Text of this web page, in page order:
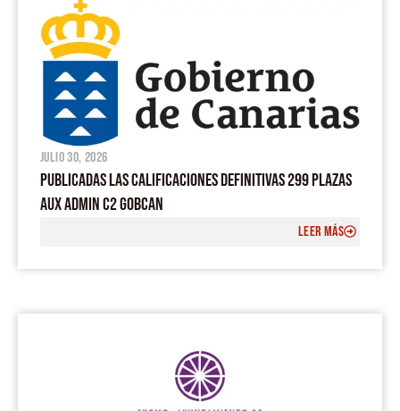
julio 30, 2026
PUBLICADAS LAS CALIFICACIONES DEFINITIVAS 299 PLAZAS
AUX ADMIN C2 GOBCAN
LEER MÁS